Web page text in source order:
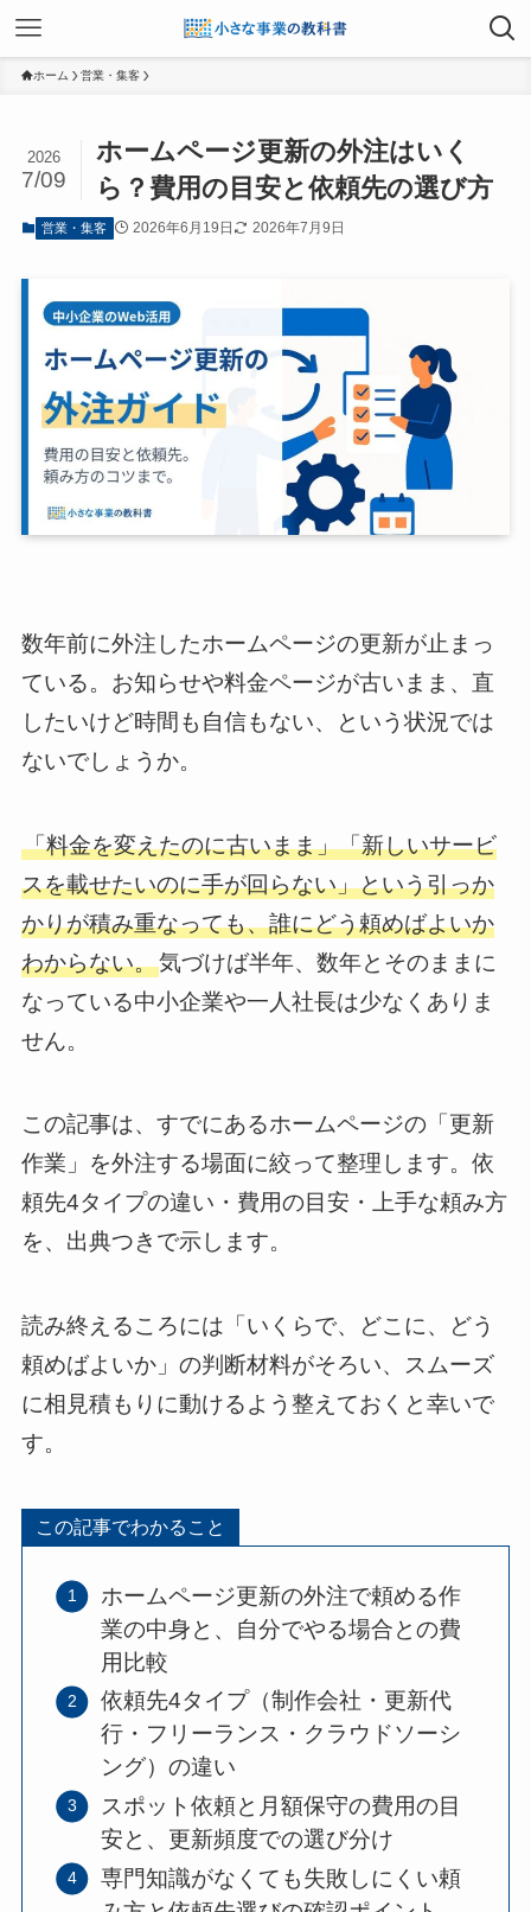
ホーム 営業・集客
ホームページ更新の外注はいく
ら？費用の目安と依頼先の選び方
2026
7/09
営業・集客 2026年6月19日 2026年7月9日
数年前に外注したホームページの更新が止まっ
ている。お知らせや料金ページが古いまま、直
したいけど時間も自信もない、という状況では
ないでしょうか。
「料金を変えたのに古いまま」「新しいサービ
スを載せたいのに手が回らない」という引っか
かりが積み重なっても、誰にどう頼めばよいか
わからない。気づけば半年、数年とそのままに
なっている中小企業や一人社長は少なくありま
せん。
この記事は、すでにあるホームページの「更新
作業」を外注する場面に絞って整理します。依
頼先4タイプの違い・費用の目安・上手な頼み方
を、出典つきで示します。
読み終えるころには「いくらで、どこに、どう
頼めばよいか」の判断材料がそろい、スムーズ
に相見積もりに動けるよう整えておくと幸いで
す。
この記事でわかること
ホームページ更新の外注で頼める作
業の中身と、自分でやる場合との費
用比較
依頼先4タイプ（制作会社・更新代
行・フリーランス・クラウドソーシ
ング）の違い
スポット依頼と月額保守の費用の目
安と、更新頻度での選び分け
専門知識がなくても失敗しにくい頼